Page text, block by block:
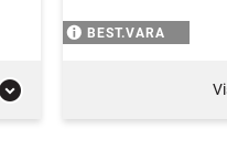
BEST.VARA